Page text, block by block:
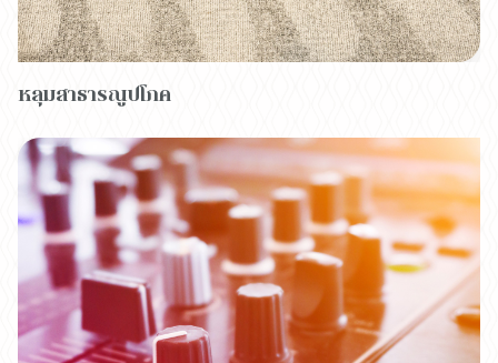
หลุมสาธารณูปโภค